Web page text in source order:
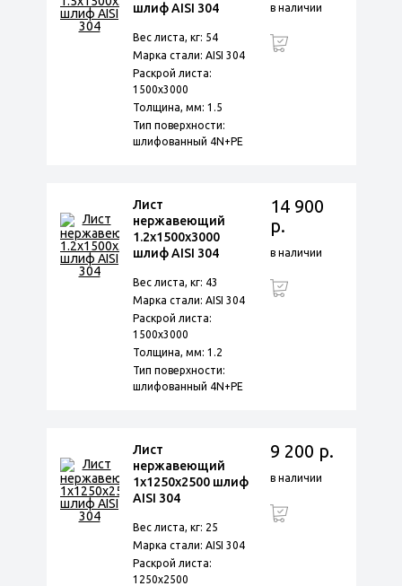
шлиф AISI 304
Вес листа, кг: 54
Марка стали: AISI 304
Раскрой листа:
1500х3000
Толщина, мм: 1.5
Тип поверхности:
шлифованный 4N+PE
в наличии
Лист
нержавеющий
1.2х1500х3000
шлиф AISI 304
Вес листа, кг: 43
Марка стали: AISI 304
Раскрой листа:
1500х3000
Толщина, мм: 1.2
Тип поверхности:
шлифованный 4N+PE
14 900
р.
в наличии
Лист
нержавеющий
1х1250х2500 шлиф
AISI 304
Вес листа, кг: 25
Марка стали: AISI 304
Раскрой листа:
1250х2500
9 200 р.
в наличии